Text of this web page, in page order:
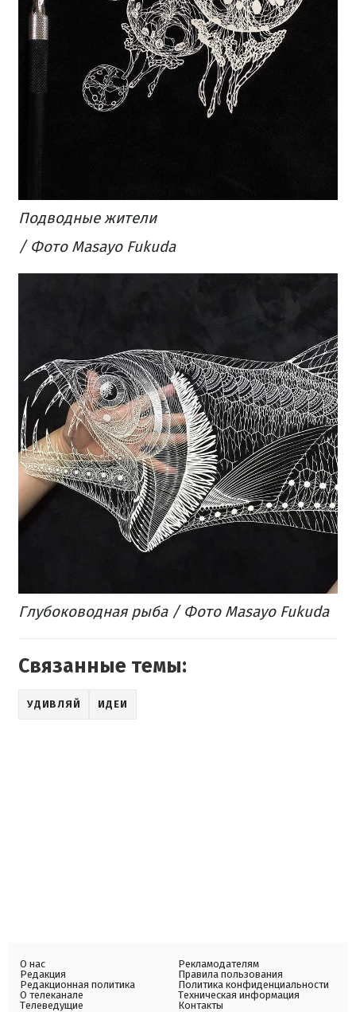
Подводные жители
/ Фото Masayo Fukuda
Глубоководная рыба / Фото Masayo Fukuda
Связанные темы:
УДИВЛЯЙ ИДЕИ
О нас
Редакция
Редакционная политика
О телеканале
Телеведущие
Рекламодателям
Правила пользования
Политика конфиденциальности
Техническая информация
Контакты